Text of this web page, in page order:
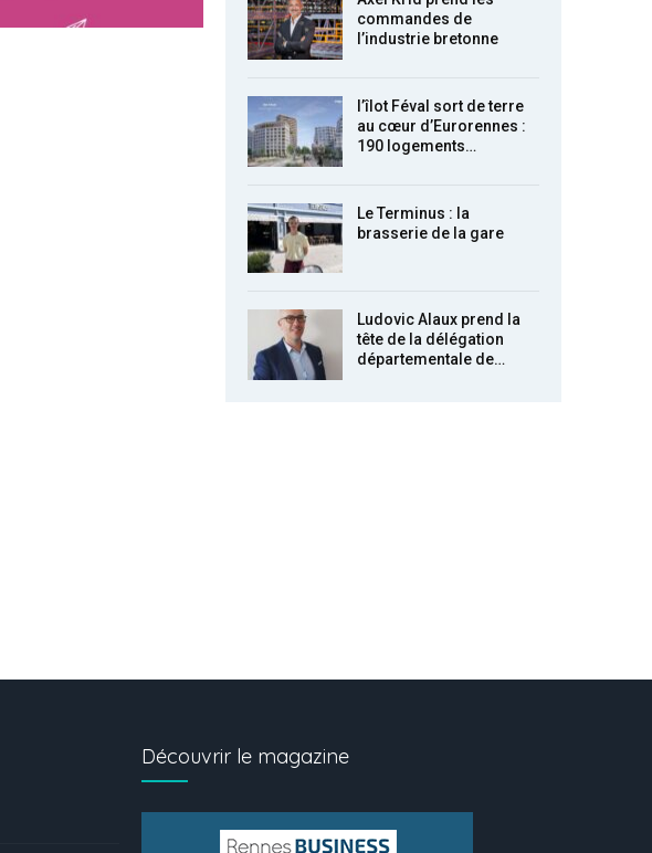
commandes de
l’industrie bretonne
l’îlot Féval sort de terre
au cœur d’Eurorennes :
190 logements…
Le Terminus : la
brasserie de la gare
Ludovic Alaux prend la
tête de la délégation
départementale de…
Découvrir le magazine